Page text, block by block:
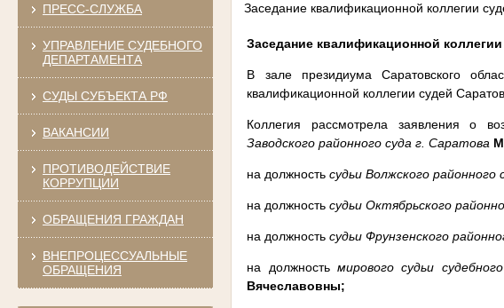
ПРЕСС-СЛУЖБА
УПРАВЛЕНИЕ СУДЕБНОГО
ДЕПАРТАМЕНТА
СУДЫ СУБЪЕКТА РФ
ВАКАНСИИ
ПРОТИВОДЕЙСТВИЕ
КОРРУПЦИИ
ОБРАЩЕНИЯ ГРАЖДАН
ВНЕПРОЦЕССУАЛЬНЫЕ
ОБРАЩЕНИЯ
Заседание квалификационной коллегии
Заседание квалификационной
В зале президиума Саратовского
квалификационной коллегии судей
Коллегия рассмотрела заявления о
Заводского районного суда г. Саратова
на должностьсудьи Волжского районного
на должностьсудьи Октябрьского
на должностьсудьи Фрунзенского
на должностьмирового судьи
Вячеславовны;